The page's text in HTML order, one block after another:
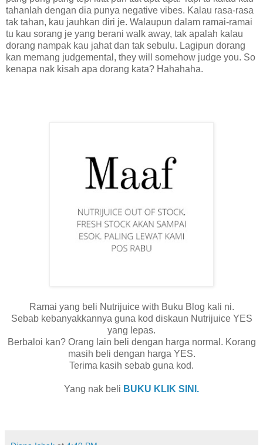
tahanlah dengan dia punya negative vibes. Kalau rasa-rasa
tak tahan, kau jauhkan diri je. Walaupun dalam ramai-ramai
tu kau sorang je yang berani walk away, tak apalah kalau
dorang nampak kau jahat dan tak sebulu. Lagipun dorang
kan memang judgemental, they will somehow judge you. So
kenapa nak kisah apa dorang kata? Hahahaha.
Ramai yang beli Nutrijuice with Buku Blog kali ni.
Sebab kebanyakkannya guna kod diskaun Nutrijuice YES
yang lepas.
Berbaloi kan? Orang lain beli dengan harga normal. Korang
masih beli dengan harga YES.
Terima kasih sebab guna kod.
Yang nak beli BUKU KLIK SINI.